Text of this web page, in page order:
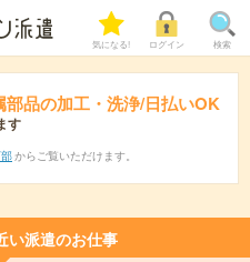
気になる! ログイン 検索
部品の加工・洗浄/日払いOK
す
からご覧いただけます。
い派遣のお仕事